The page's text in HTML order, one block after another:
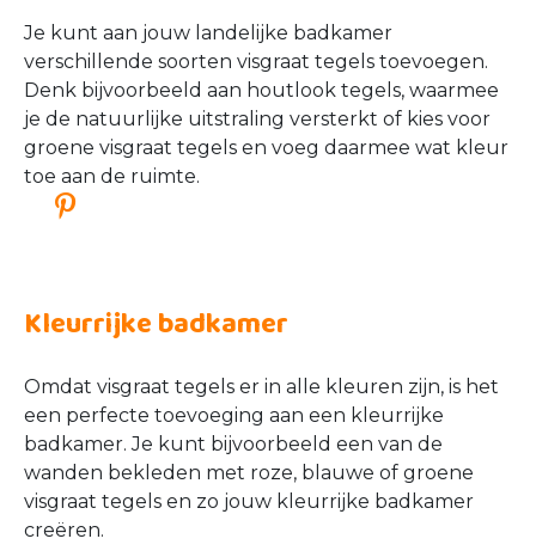
Bohemian badkamer
In bohemian badkamers vind je een combinatie
van rustige kleuren, natuurlijke materialen en
opvallende elementen. Kleurrijke visgraat tegels
komen dan ook regelmatig terug bij deze
badkamerstijl. Hiermee maak je jouw bohemian